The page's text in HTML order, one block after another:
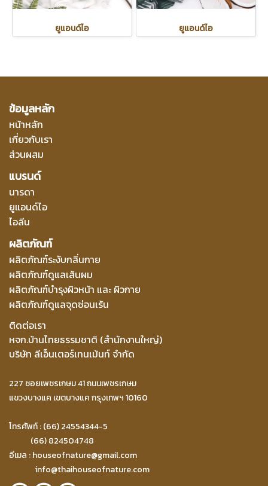
ยูแอนด์ไอ ยูแอนด์ไอ
ข้อมูลหลัก
หน้าหลัก
เกี่ยวกับเรา
ส่วนผสม
แบรนด์
นารดา
ยูแอนด์ไอ
ไอลีน
ผลิตภัณฑ์
ผลิตภัณฑ์ระงับกลิ่นกาย
ผลิตภัณฑ์ดูแลเส้นผม
ผลิตภัณฑ์บำรุงผิวหน้า และ ผิวกาย
ผลิตภัณฑ์ดูแลจุดซ่อนเร้น
ติดต่อเรา
หจก.บ้านไทยธรรมชาติ (สำนักงานใหญ่)
บริษัท ลีเอ็นเตอร์เทนเม้นท์ จำกัด
227 ซอยเพชรเกษม 41 ถนนเพชรเกษม
แขวงบางแค เขตบางแค กรุงเทพฯ 10160
โทรศัพท์ : (66) 24554344-5
(66) 824504748
อีเมล :houseofnature@gmail.com
info@thaihouseofnature.com